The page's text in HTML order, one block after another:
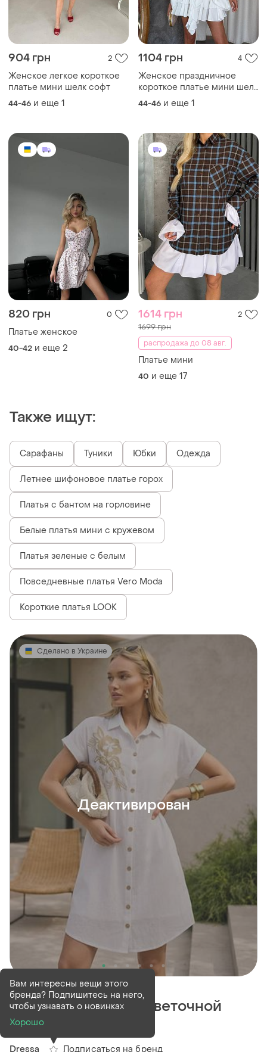
904 грн 2
Женское легкое короткое
платье мини шелк софт
44-46 и еще 1
1104 грн 4
Женское праздничное
короткое платье мини шелк
софт
44-46 и еще 1
820 грн 0
Платье женское
40-42 и еще 2
1614 грн 2
1699 грн
распродажа до 08 авг.
Платье мини
40 и еще 17
Также ищут:
Сарафаны Туники Юбки Одежда
Летнее шифоновое платье горох
Платья с бантом на горловине
Белые платья мини с кружевом
Платья зеленые с белым
Повседневные платья Vero Moda
Короткие платья LOOK
Сделано в Украине
Деактивирован
Деактивирован5 шт
Платье-рубашка с цветочной
вышивкой
Dressa
Вам интересны вещи этого
бренда? Подпишитесь на него,
чтобы узнавать о новинках
Хорошо
Подписаться на бренд